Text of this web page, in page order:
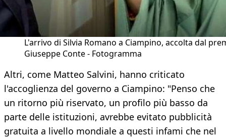
L'arrivo di Silvia Romano a Ciampino, accolta dal
Giuseppe Conte - Fotogramma
Altri, come Matteo Salvini, hanno criticato
l'accoglienza del governo a Ciampino: "Penso che
un ritorno più riservato, un profilo più basso da
parte delle istituzioni, avrebbe evitato pubblicità
gratuita a livello mondiale a questi infami che nel